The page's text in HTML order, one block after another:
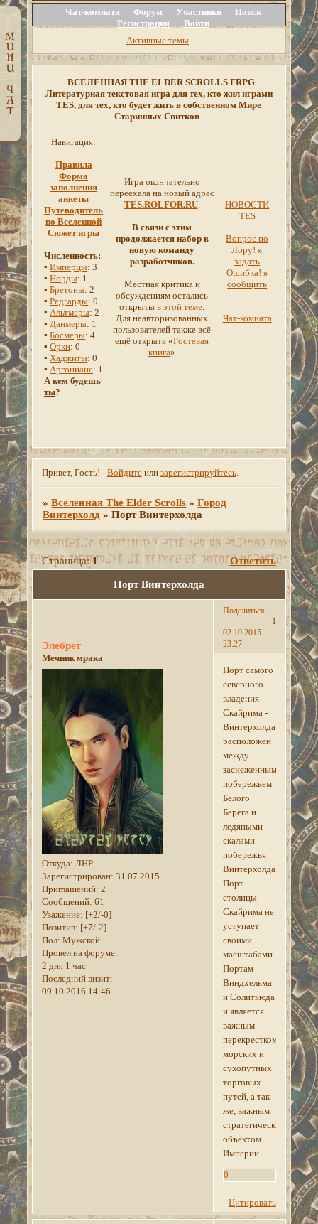
Чат-комната Форум Участники
Поиск
Регистрация
Войти
Активные темы
ВСЕЛЕННАЯ THE ELDER SCROLLS FRPG
Литературная текстовая игра для тех, кто жил играми
TES, для тех, кто будет жить в собственном Мире
Старинных Свитков
Навигация:
Правила
Форма
заполнения
анкеты
Путеводитель
по Вселенной
Сюжет игры
Численность:
▪Имперцы: 3
▪Норды: 1
▪Бретоны: 2
▪Редгарды: 0
▪Альтмеры: 2
▪Данмеры: 1
▪Босмеры: 4
▪Орки: 0
▪Хаджиты: 0
▪Аргониане: 1
А кем будешь
ты?
Игра окончательно
переехала на новый адрес
TES.ROLFOR.RU.
В связи с этим
продолжается набор в
новую команду
разработчиков.
Местная критика и
обсуждениям остались
открытыв этой теме.
Для неавторизованных
пользователей также всё
ещё открыта «Гостевая
книга»
НОВОСТИ
TES
Вопрос по
Лору!»
задать
Ошибка! »
сообщить
Чат-комната
Привет, Гость! Войдитеили зарегистрируйтесь.
»Вселенная The Elder Scrolls »Город
Винтерхолд »Порт Винтерхолда
Порт Винтерхолда
Страница:1 Ответить
Поделиться
1
02.10.2015
23:27
Элебрет
Мечник мрака
Откуда: ЛНР
Зарегистрирован: 31.07.2015
Приглашений: 2
Сообщений: 61
Уважение: [+2/-0]
Позитив: [+7/-2]
Пол: Мужской
Провел на форуме:
2 дня 1 час
Последний визит:
09.10.2016 14:46
Порт самого
северного
владения
Скайрима -
Винтерхолда
расположен
между
заснеженным
побережьем
Белого
Берега и
ледяными
скалами
побережья
Винтерхолда.
Порт
столицы
Скайрима не
уступает
своими
масштабами
Портам
Виндхельма
и Солитьюда
и является
важным
перекрестком
морских и
сухопутных
торговых
путей, а так
же, важным
стратегическим
объектом
Империи.
0
Цитировать